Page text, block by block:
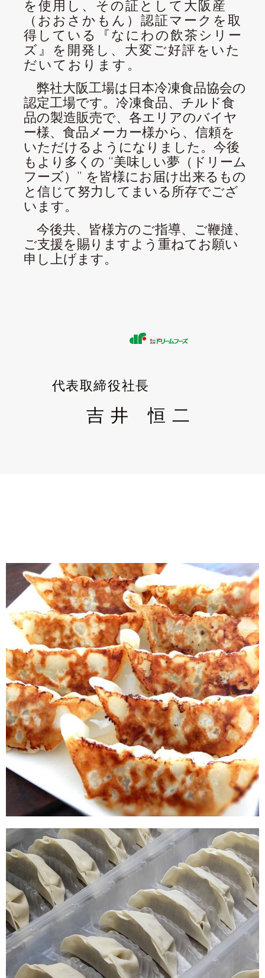
を使用し、その証として大阪産
（おおさかもん）認証マークを取
得している『なにわの飲茶シリー
ズ』を開発し、大変ご好評をいた
だいております。
弊社大阪工場は日本冷凍食品協会の
認定工場です。冷凍食品、チルド食
品の製造販売で、各エリアのバイヤ
ー様、食品メーカー様から、信頼を
いただけるようになりました。今後
もより多くの “美味しい夢（ドリーム
フーズ）” を皆様にお届け出来るもの
と信じて努力してまいる所存でござ
います。
今後共、皆様方のご指導、ご鞭撻、
ご支援を賜りますよう重ねてお願い
申し上げます。
代表取締役社長
吉 井 恒 二